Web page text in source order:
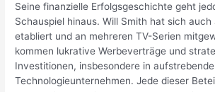
Seine finanzielle Erfolgsgeschichte geht
Schauspiel hinaus. Will Smith hat sich
etabliert und an mehreren TV-Serien
kommen lukrative Werbeverträge und
Investitionen, insbesondere in aufstrebende
Technologieunternehmen. Jede dieser